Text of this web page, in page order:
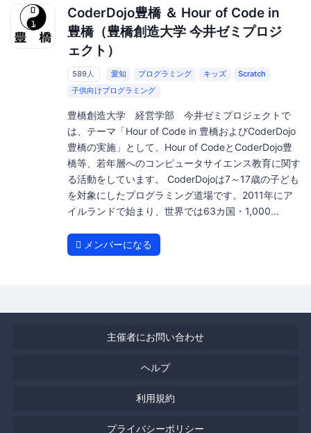
CoderDojo豊橋 ＆ Hour of Code in
豊橋（豊橋創造大学 今井ゼミプロジ
ェクト）
589人 愛知 プログラミング キッズ
Scratch
子供向けプログラミング
豊橋創造大学 経営学部 今井ゼミプロジェクトで
は、テーマ「Hour of Code in 豊橋およびCoderDojo
豊橋の実施」として、Hour of CodeとCoderDojo豊
橋等、若年層へのコンピュータサイエンス教育に関す
る活動をしています。 CoderDojoは7～17歳の子ども
を対象にしたプログラミング道場です。2011年にア
イルランドで始まり、世界では63カ国・1,000...
メンバーになる
主催者にお問い合わせ
ヘルプ
利用規約
プライバシーポリシー